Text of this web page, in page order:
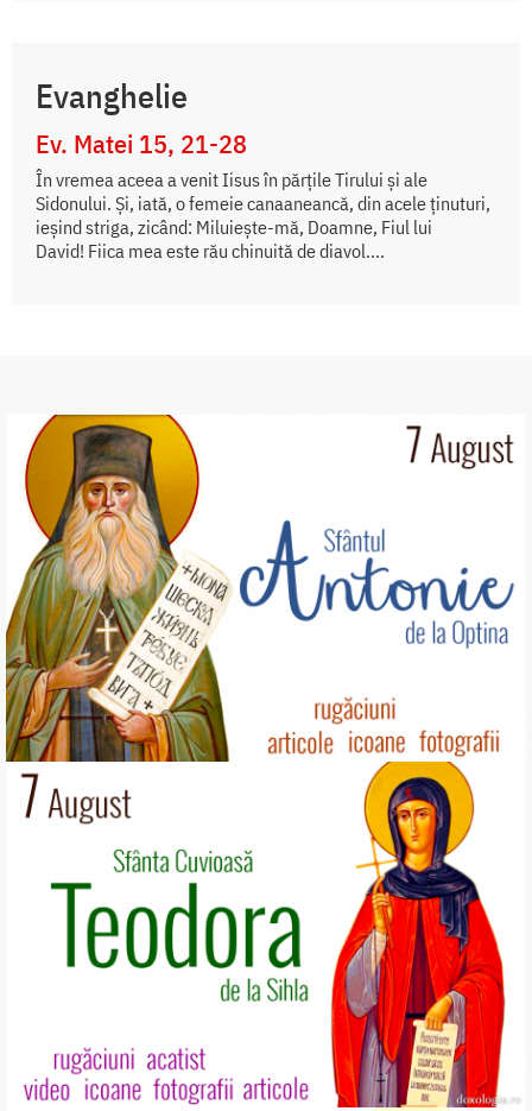
Evanghelie
Ev. Matei 15, 21-28
În vremea aceea a venit Iisus în părțile Tirului și ale
Sidonului. Și, iată, o femeie canaaneancă, din acele ținuturi,
ieșind striga, zicând: Miluiește-mă, Doamne, Fiul lui
David! Fiica mea este rău chinuită de diavol....